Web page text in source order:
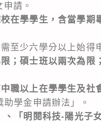
請。
在學學生，含當學
至少六學分以上始得
；碩士班以兩次為
職以上在學學生及
學金申請辦法」。
、「明閱科技-陽光